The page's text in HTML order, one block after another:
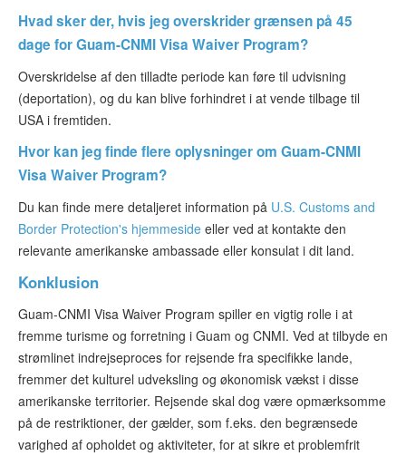
Hvad sker der, hvis jeg overskrider grænsen på 45
dage for Guam-CNMI Visa Waiver Program?
Overskridelse af den tilladte periode kan føre til udvisning
(deportation), og du kan blive forhindret i at vende tilbage til
USA i fremtiden.
Hvor kan jeg finde flere oplysninger om Guam-CNMI
Visa Waiver Program?
Du kan finde mere detaljeret information på U.S. Customs and
Border Protection's hjemmeside eller ved at kontakte den
relevante amerikanske ambassade eller konsulat i dit land.
Konklusion
Guam-CNMI Visa Waiver Program spiller en vigtig rolle i at
fremme turisme og forretning i Guam og CNMI. Ved at tilbyde en
strømlinet indrejseproces for rejsende fra specifikke lande,
fremmer det kulturel udveksling og økonomisk vækst i disse
amerikanske territorier. Rejsende skal dog være opmærksomme
på de restriktioner, der gælder, som f.eks. den begrænsede
varighed af opholdet og aktiviteter, for at sikre et problemfrit